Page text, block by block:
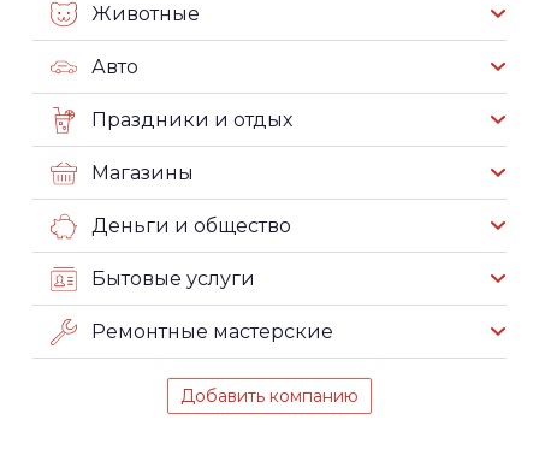
Животные
Авто
Праздники и отдых
Магазины
Деньги и общество
Бытовые услуги
Ремонтные мастерские
Добавить компанию